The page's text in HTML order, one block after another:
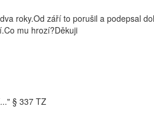
roky.Od září to porušil a podepsal
mu hrozí?Děkuji
§ 337 TZ